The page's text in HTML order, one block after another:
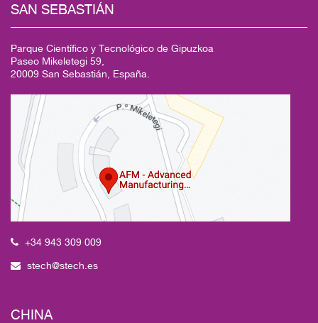
SAN SEBASTIÁN
Parque Científico y Tecnológico de Gipuzkoa
Paseo Mikeletegi 59,
20009 San Sebastián, España.
+34 943 309 009
stech@stech.es
CHINA